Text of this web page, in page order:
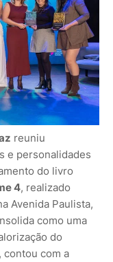
reuniu
e personalidades
do livro
4, realizado
Avenida Paulista,
como uma
do
com a